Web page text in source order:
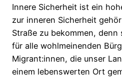
Innere Sicherheit ist ein
zur inneren Sicherheit
Straße zu bekommen,
für alle wohlmeinenden
Migrant:innen, die unser
einem lebenswerten Ort